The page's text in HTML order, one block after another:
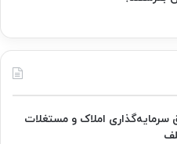
سرمایه‌گذاری املاک و مستغلات